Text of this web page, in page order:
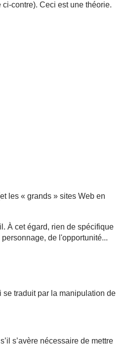
contre). Ceci est une théorie.
les « grands » sites Web en
À cet égard, rien de spécifique
de l'opportunité...
se traduit par la manipulation de
s’avère nécessaire de mettre